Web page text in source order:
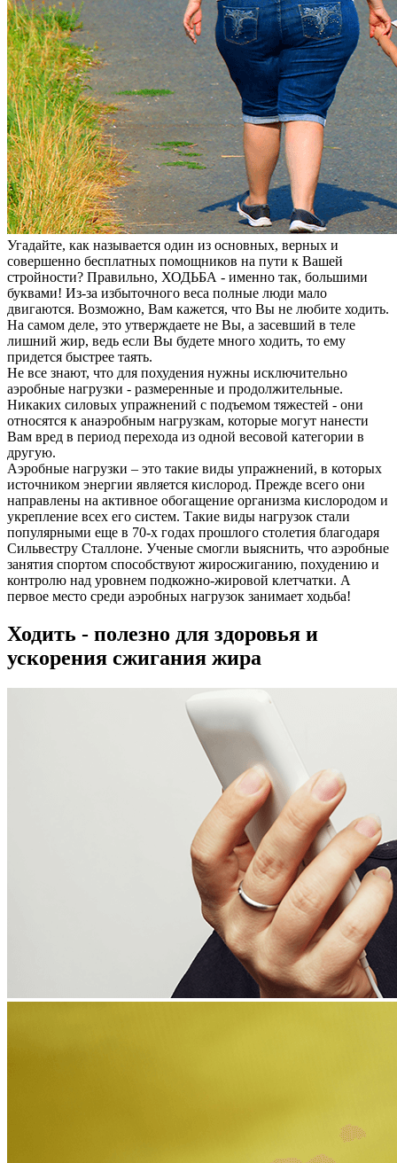
Угадайте, как называется один из основных, верных и
совершенно бесплатных помощников на пути к Вашей
стройности? Правильно, ХОДЬБА - именно так, большими
буквами! Из-за избыточного веса полные люди мало
двигаются. Возможно, Вам кажется, что Вы не любите ходить.
На самом деле, это утверждаете не Вы, а засевший в теле
лишний жир, ведь если Вы будете много ходить, то ему
придется быстрее таять.
Не все знают, что для похудения нужны исключительно
аэробные нагрузки - размеренные и продолжительные.
Никаких силовых упражнений с подъемом тяжестей - они
относятся к анаэробным нагрузкам, которые могут нанести
Вам вред в период перехода из одной весовой категории в
другую.
Аэробные нагрузки – это такие виды упражнений, в которых
источником энергии является кислород. Прежде всего они
направлены на активное обогащение организма кислородом и
укрепление всех его систем. Такие виды нагрузок стали
популярными еще в 70-х годах прошлого столетия благодаря
Сильвестру Сталлоне. Ученые смогли выяснить, что аэробные
занятия спортом способствуют жиросжиганию, похудению и
контролю над уровнем подкожно-жировой клетчатки. А
первое место среди аэробных нагрузок занимает ходьба!
Ходить - полезно для здоровья и
ускорения сжигания жира